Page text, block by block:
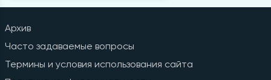
Архив
Часто задаваемые вопросы
Термины и условия использования сайта